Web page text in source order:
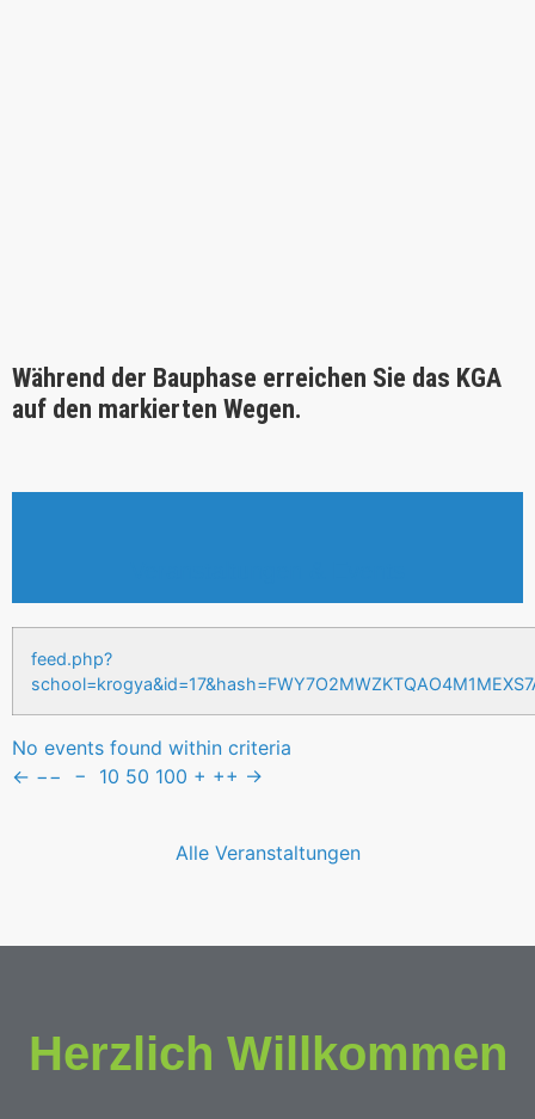
Während der Bauphase erreichen Sie das KGA
auf den markierten Wegen.
feed.php?
No events found within criteria
← −− − 10 50 100 + ++ →
Alle Veranstaltungen
Herzlich Willkommen